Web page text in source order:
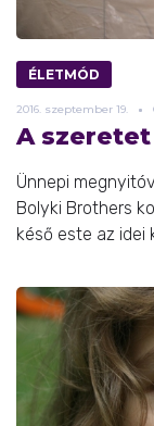
ÉLETMÓD
2016. szeptember 19.
A
Ünnepi
Bolyki Brothers
késő este az idei